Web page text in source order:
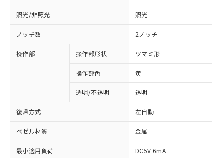
照光/非照光 照光
ノッチ数 2ノッチ
操作部 操作部形状 ツマミ形
操作部色 黄
透明/不透明 透明
復帰方式 左自動
ベゼル材質 金属
最小適用負荷 DC5V 6mA